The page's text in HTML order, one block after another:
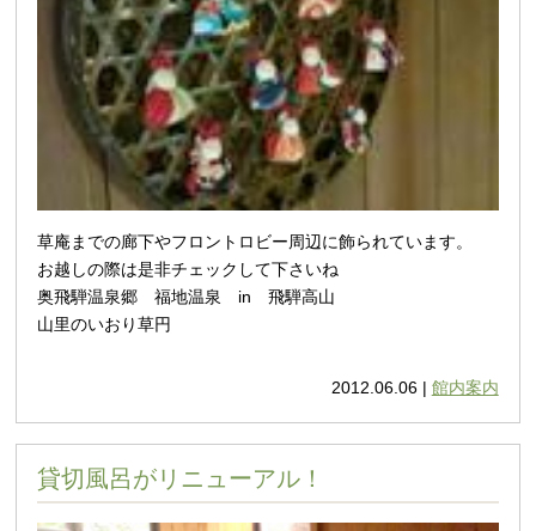
草庵までの廊下やフロントロビー周辺に飾られています。
お越しの際は是非チェックして下さいね
奥飛騨温泉郷 福地温泉 in 飛騨高山
山里のいおり草円
2012.06.06 | 館内案内
貸切風呂がリニューアル！